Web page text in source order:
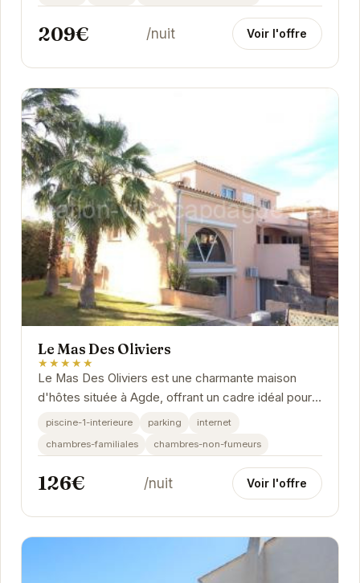
209€ /nuit Voir l'offre
Le Mas Des Oliviers
★★★★★
Le Mas Des Oliviers est une charmante maison
d'hôtes située à Agde, offrant un cadre idéal pour
une escapade relaxante. Avec son ambiance...
piscine-1-interieure parking
internet
chambres-familiales
chambres-non-fumeurs
126€ /nuit Voir l'offre